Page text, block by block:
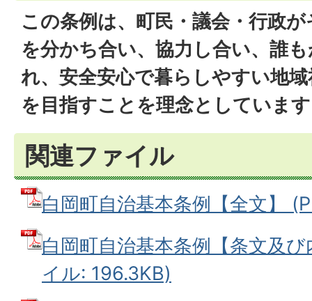
この条例は、町民・議会・行政
を分かち合い、協力し合い、誰
れ、安全安心で暮らしやすい地
を目指すことを理念としていま
関連ファイル
白岡町自治基本条例【全文】
白岡町自治基本条例【条文及
イル: 196.3KB)